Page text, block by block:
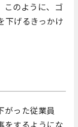
このように、ゴ
下げるきっかけ
がった従業員
をするようにな